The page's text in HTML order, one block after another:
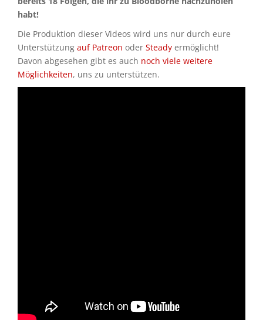
habt!
Die Produktion dieser Videos wird uns nur durch eure
Unterstützung auf Patreon oder Steady ermöglicht!
Davon abgesehen gibt es auch noch viele weitere
Möglichkeiten, uns zu unterstützen.